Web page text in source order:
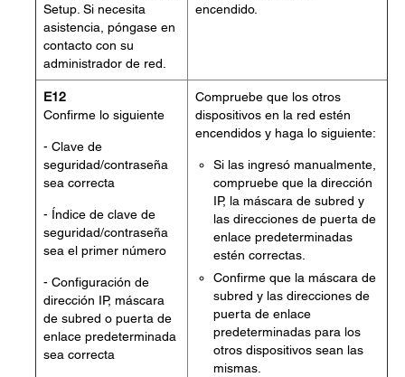
Setup. Si necesita
asistencia, póngase en
contacto con su
administrador de red.
encendido.
E12
Confirme lo siguiente
- Clave de
seguridad/contraseña
sea correcta
- Índice de clave de
seguridad/contraseña
sea el primer número
- Configuración de
dirección IP, máscara
de subred o puerta de
enlace predeterminada
sea correcta
Compruebe que los otros
dispositivos en la red estén
encendidos y haga lo siguiente:
Si las ingresó manualmente,
compruebe que la dirección
IP, la máscara de subred y
las direcciones de puerta de
enlace predeterminadas
estén correctas.
Confirme que la máscara de
subred y las direcciones de
puerta de enlace
predeterminadas para los
otros dispositivos sean las
mismas.